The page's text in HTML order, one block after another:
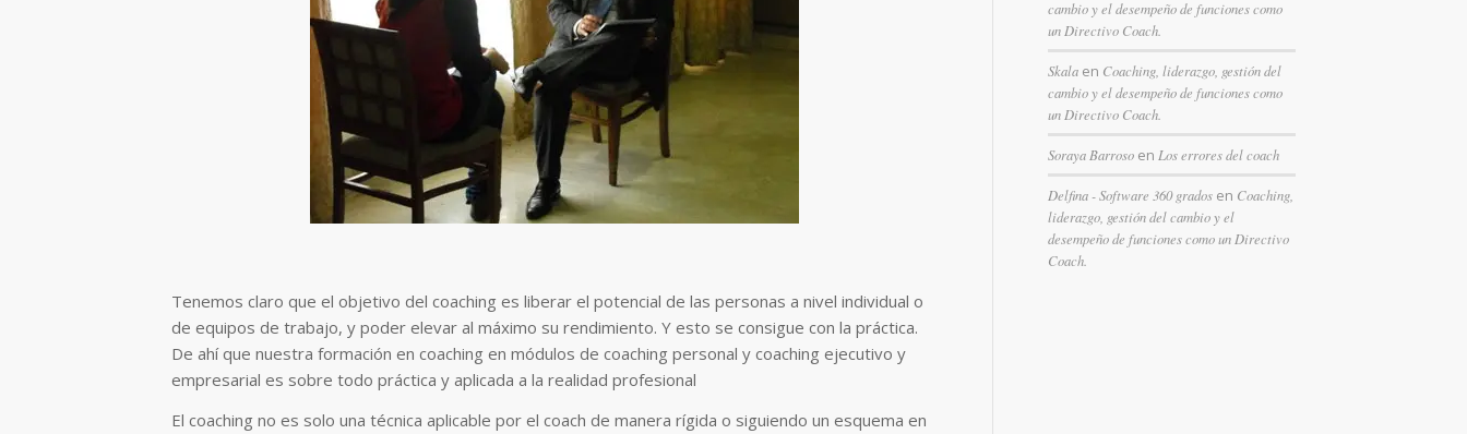
Tenemos claro que el objetivo del coaching es liberar el potencial de las personas a nivel individual o
de equipos de trabajo, y poder elevar al máximo su rendimiento. Y esto se consigue con la práctica.
De ahí que nuestra formación en coaching en módulos de coaching personal y coaching ejecutivo y
empresarial es sobre todo práctica y aplicada a la realidad profesional
El coaching no es solo una técnica aplicable por el coach de manera rígida o siguiendo un esquema en
cambio y el desempeño de funciones como
un Directivo Coach.
Skalaen Coaching, liderazgo, gestión del
cambio y el desempeño de funciones como
un Directivo Coach.
Soraya Barrosoen Los errores del coach
Delfina - Software 360 gradosen Coaching,
liderazgo, gestión del cambio y el
desempeño de funciones como un Directivo
Coach.